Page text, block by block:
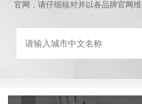
官网，请仔细核对并以各品牌官网